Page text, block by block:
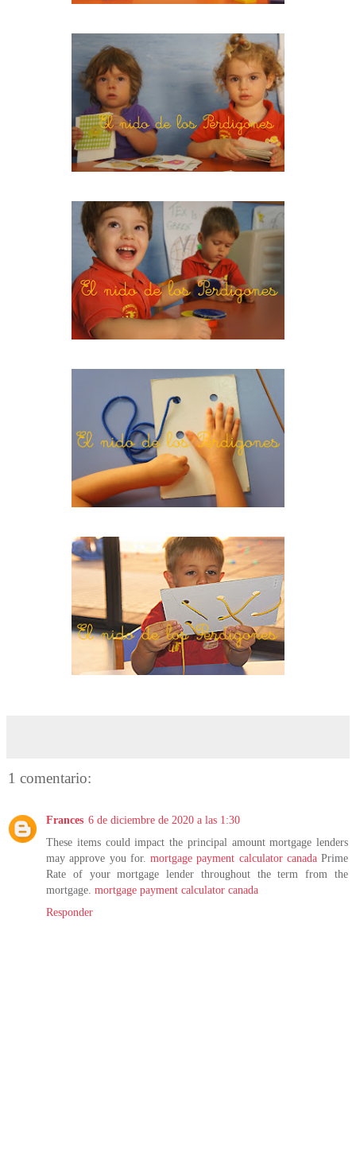
1 comentario:
Frances 6 de diciembre de 2020 a las 1:30
These items could impact the principal amount mortgage lenders
may approve you for. mortgage payment calculator canadaPrime
Rate of your mortgage lender throughout the term from the
mortgage. mortgage payment calculator canada
Responder